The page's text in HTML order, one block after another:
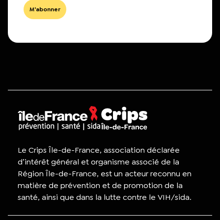
Le Crips Île-de-France, association déclarée
d’intérêt général et organisme associé de la
Région Île-de-France, est un acteur reconnu en
matière de prévention et de promotion de la
santé, ainsi que dans la lutte contre le VIH/sida.